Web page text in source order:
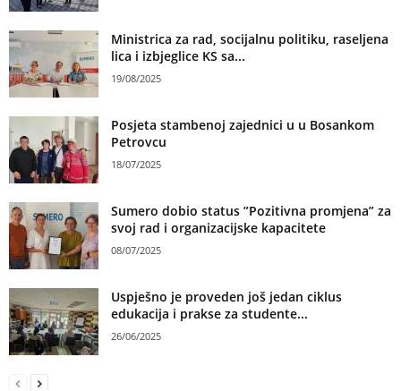
Ministrica za rad, socijalnu politiku, raseljena
lica i izbjeglice KS sa...
19/08/2025
Posjeta stambenoj zajednici u u Bosankom
Petrovcu
18/07/2025
Sumero dobio status ”Pozitivna promjena” za
svoj rad i organizacijske kapacitete
08/07/2025
Uspješno je proveden još jedan ciklus
edukacija i prakse za studente...
26/06/2025